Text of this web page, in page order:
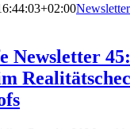
Newsletter